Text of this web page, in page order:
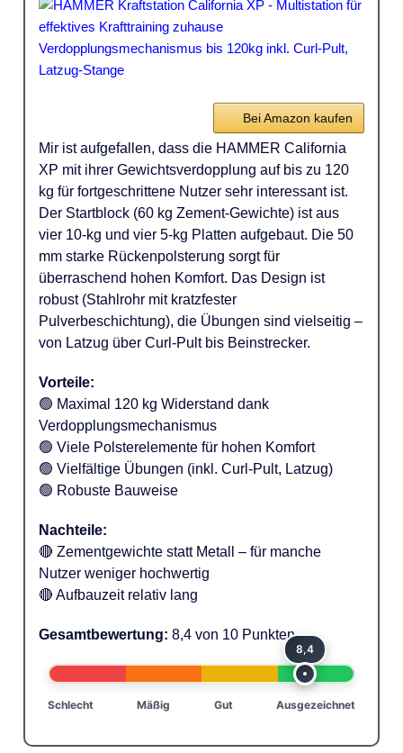
Bei Amazon kaufen
Mir ist aufgefallen, dass die HAMMER California
XP mit ihrer Gewichtsverdopplung auf bis zu 120
kg für fortgeschrittene Nutzer sehr interessant ist.
Der Startblock (60 kg Zement-Gewichte) ist aus
vier 10-kg und vier 5-kg Platten aufgebaut. Die 50
mm starke Rückenpolsterung sorgt für
überraschend hohen Komfort. Das Design ist
robust (Stahlrohr mit kratzfester
Pulverbeschichtung), die Übungen sind vielseitig –
von Latzug über Curl-Pult bis Beinstrecker.
Vorteile:
🟢 Maximal 120 kg Widerstand dank
Verdopplungsmechanismus
🟢 Viele Polsterelemente für hohen Komfort
🟢 Vielfältige Übungen (inkl. Curl-Pult, Latzug)
🟢 Robuste Bauweise
Nachteile:
🔴 Zementgewichte statt Metall – für manche
Nutzer weniger hochwertig
🔴 Aufbauzeit relativ lang
Gesamtbewertung: 8,4 von 10 Punkten
8,4
Schlecht Mäßig Gut Ausgezeichnet